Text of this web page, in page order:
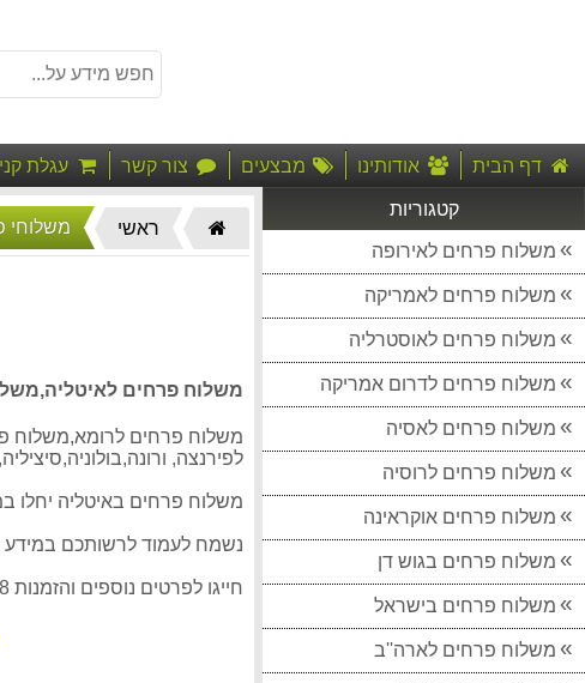
דף הבית אודותינו מבצעים צור קשר עגלת
קטגוריות
משלוח פרחים לאירופה
משלוח פרחים לאמריקה
משלוח פרחים לאוסטרליה
משלוח פרחים לדרום אמריקה
משלוח פרחים לאסיה
משלוח פרחים לרוסיה
משלוח פרחים אוקראינה
משלוח פרחים בגוש דן
משלוח פרחים בישראל
משלוח פרחים לארה''ב
דף
הבית"
ראשי משלוחי
משלוח פרחים
משלוח פרחים לרומא,משלוח
לפירנצה,
משלוח פרחים באיטליה יחלו במחיר של 320 ש"ח והמחיר כולל את המשלוח
נשמח לעמוד לרשותכם במידע
חייגו לפרטים נוספים והזמנות 03-7513618